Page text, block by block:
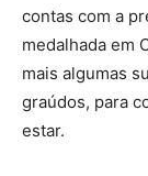
contas com a
medalhada em
mais algumas
graúdos, para
estar.